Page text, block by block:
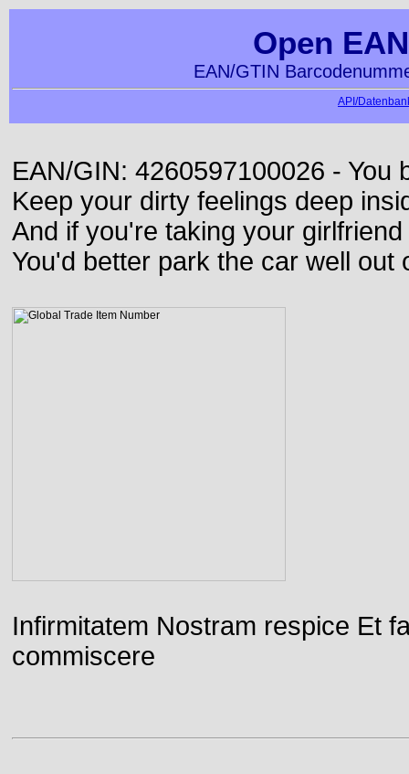
Open
EAN/GTIN
API/
EAN/GIN: 4260597100026 - You
Keep your dirty feelings deep
And if you're taking your
You'd better park the car well out
Infirmitatem Nostram respice Et
commiscere